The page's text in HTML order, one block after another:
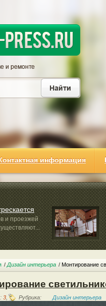
информация
и проезжей
Дизайн интерьера Монтирование
3, Рубрика: Дизайн интерьера